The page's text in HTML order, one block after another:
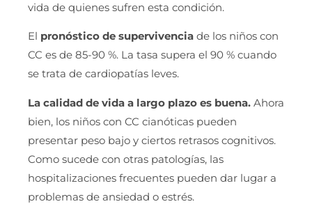
vida de quienes sufren esta condición.
El pronóstico de supervivencia de los niños con
CC es de 85-90 %. La tasa supera el 90 % cuando
se trata de cardiopatías leves.
La calidad de vida a largo plazo es buena. Ahora
bien, los niños con CC cianóticas pueden
presentar peso bajo y ciertos retrasos cognitivos.
Como sucede con otras patologías, las
hospitalizaciones frecuentes pueden dar lugar a
problemas de ansiedad o estrés.